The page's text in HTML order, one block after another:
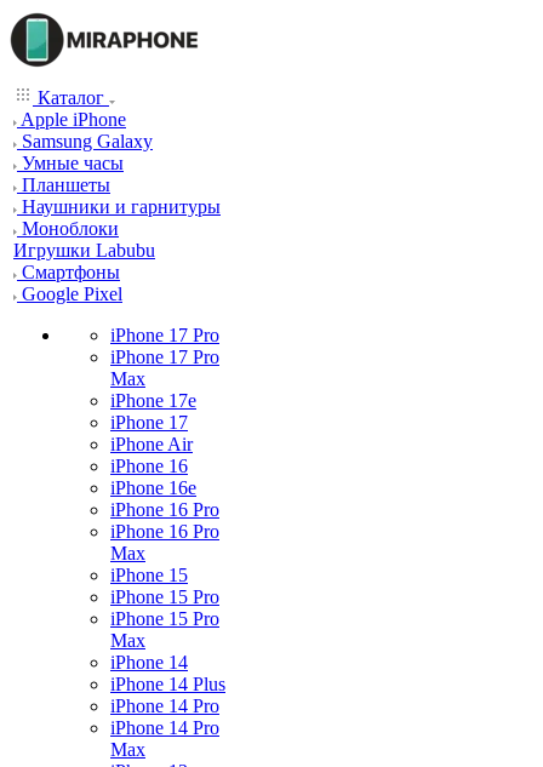
Каталог
Apple iPhone
Samsung Galaxy
Умные часы
Планшеты
Наушники и гарнитуры
Моноблоки
Игрушки Labubu
Смартфоны
Google Pixel
iPhone 17 Pro
iPhone 17 Pro
Max
iPhone 17e
iPhone 17
iPhone Air
iPhone 16
iPhone 16e
iPhone 16 Pro
iPhone 16 Pro
Max
iPhone 15
iPhone 15 Pro
iPhone 15 Pro
Max
iPhone 14
iPhone 14 Plus
iPhone 14 Pro
iPhone 14 Pro
Max